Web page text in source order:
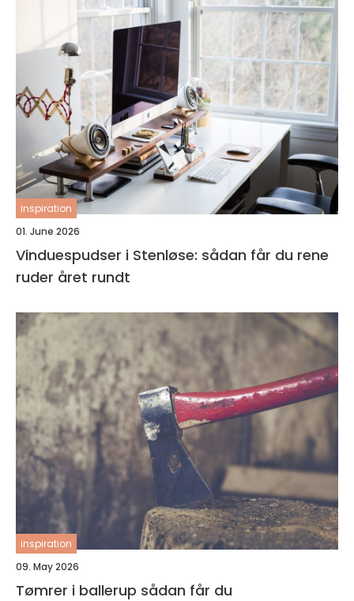
inspiration
01. June 2026
Vinduespudser i Stenløse: sådan får du rene
ruder året rundt
inspiration
09. May 2026
Tømrer i ballerup sådan får du